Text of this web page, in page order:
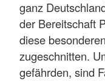
ganz
der Bereitschaft
diese
zugeschnitten.
gefährden, sind